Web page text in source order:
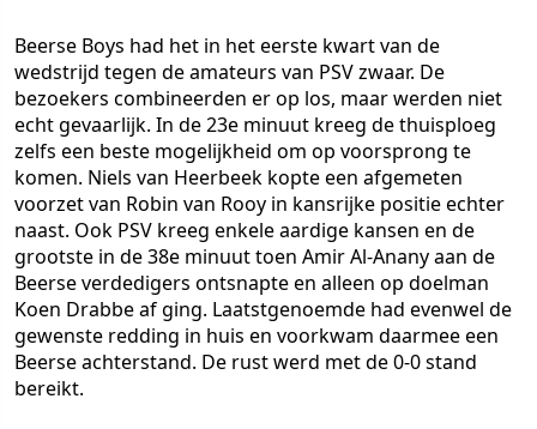
Beerse Boys had het in het eerste kwart van de
wedstrijd tegen de amateurs van PSV zwaar. De
bezoekers combineerden er op los, maar werden niet
echt gevaarlijk. In de 23e minuut kreeg de thuisploeg
zelfs een beste mogelijkheid om op voorsprong te
komen. Niels van Heerbeek kopte een afgemeten
voorzet van Robin van Rooy in kansrijke positie echter
naast. Ook PSV kreeg enkele aardige kansen en de
grootste in de 38e minuut toen Amir Al-Anany aan de
Beerse verdedigers ontsnapte en alleen op doelman
Koen Drabbe af ging. Laatstgenoemde had evenwel de
gewenste redding in huis en voorkwam daarmee een
Beerse achterstand. De rust werd met de 0-0 stand
bereikt.